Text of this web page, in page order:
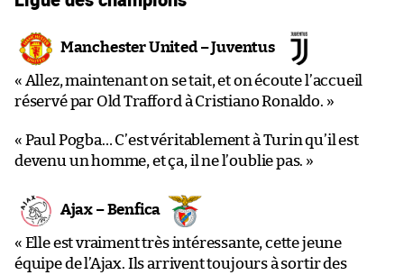
Manchester United – Juventus
« Allez, maintenant on se tait, et on écoute l’accueil
réservé par Old Trafford à Cristiano Ronaldo. »
« Paul Pogba… C’est véritablement à Turin qu’il est
devenu un homme, et ça, il ne l’oublie pas. »
Ajax – Benfica
« Elle est vraiment très intéressante, cette jeune
équipe de l’Ajax. Ils arrivent toujours à sortir des